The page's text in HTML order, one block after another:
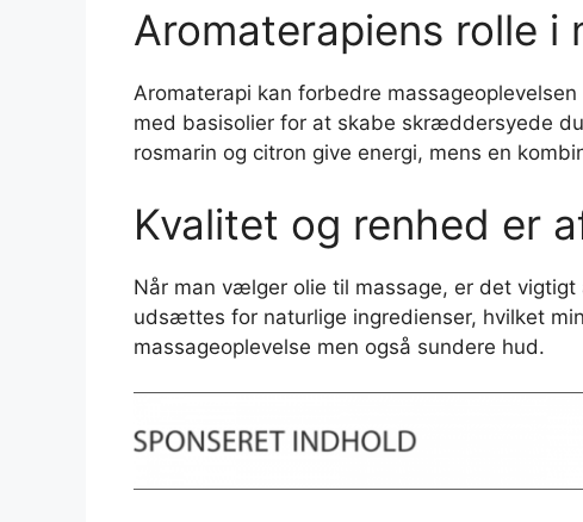
Aromaterapiens rolle i
Aromaterapi kan forbedre
med basisolier for at skabe skræddersyede
rosmarin og citron give energi, mens en
Kvalitet og renhed er
Når man vælger olie til massage, er det
udsættes for naturlige ingredienser, hvilket
massageoplevelse men også sundere hud.